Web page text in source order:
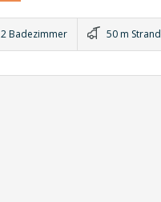
2 Badezimmer 50 m Strand